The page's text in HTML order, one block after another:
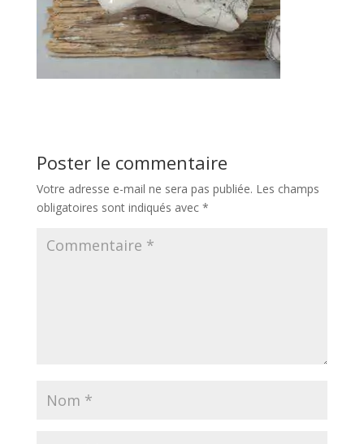
Poster le commentaire
Votre adresse e-mail ne sera pas publiée. Les champs
obligatoires sont indiqués avec *